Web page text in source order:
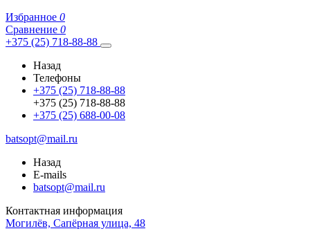
Избранное 0
Сравнение 0
+375 (25) 718-88-88
Назад
Телефоны
+375 (25) 718-88-88
+375 (25) 718-88-88
+375 (25) 688-00-08
batsopt@mail.ru
Назад
E-mails
batsopt@mail.ru
Контактная информация
Могилёв, Сапёрная улица, 48